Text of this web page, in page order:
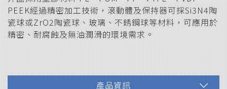
PEEK經過精密加工技術，滾動體及保持器可採Si3N4陶
瓷球或ZrO2陶瓷球、玻璃、不銹鋼球等材料，可應用於
精密、耐腐蝕及無油潤滑的環境需求。
產品資訊